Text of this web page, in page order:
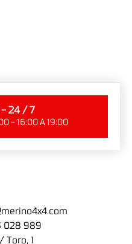
- 24 / 7
- 16:00 A 19:00
028 989
Toro, 1